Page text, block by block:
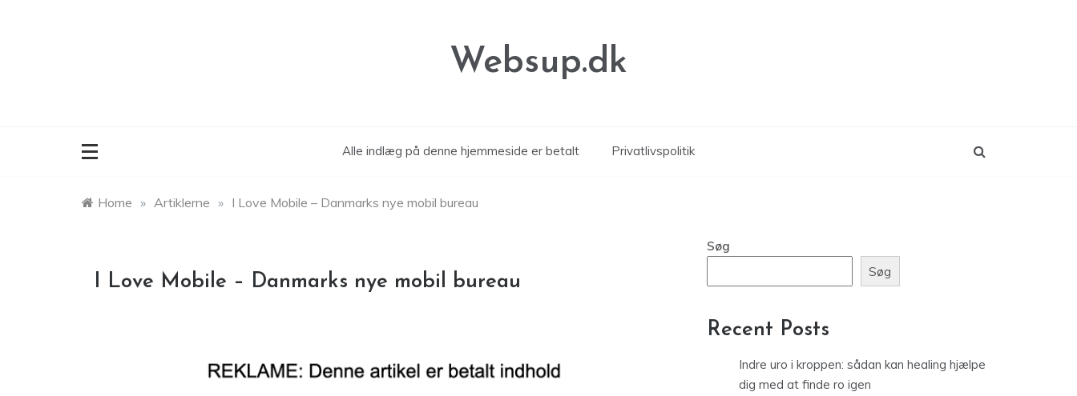
Websup.dk
Alle indlæg på denne hjemmeside er betalt Privatlivspolitik
Home » Artiklerne » I Love Mobile – Danmarks nye mobil bureau
I Love Mobile – Danmarks nye mobil bureau
Søg
Søg
Recent Posts
Indre uro i kroppen: sådan kan healing hjælpe
dig med at finde ro igen